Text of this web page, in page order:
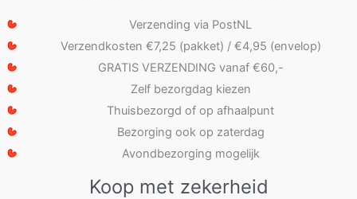
Verzending via PostNL
Verzendkosten €7,25 (pakket) / €4,95 (envelop)
GRATIS VERZENDING vanaf €60,-
Zelf bezorgdag kiezen
Thuisbezorgd of op afhaalpunt
Bezorging ook op zaterdag
Avondbezorging mogelijk
Koop met zekerheid